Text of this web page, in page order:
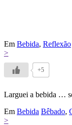
Em Bebida, Reflexão
>
+5
Larguei a bebida …
Em Bebida Bêbado,
>